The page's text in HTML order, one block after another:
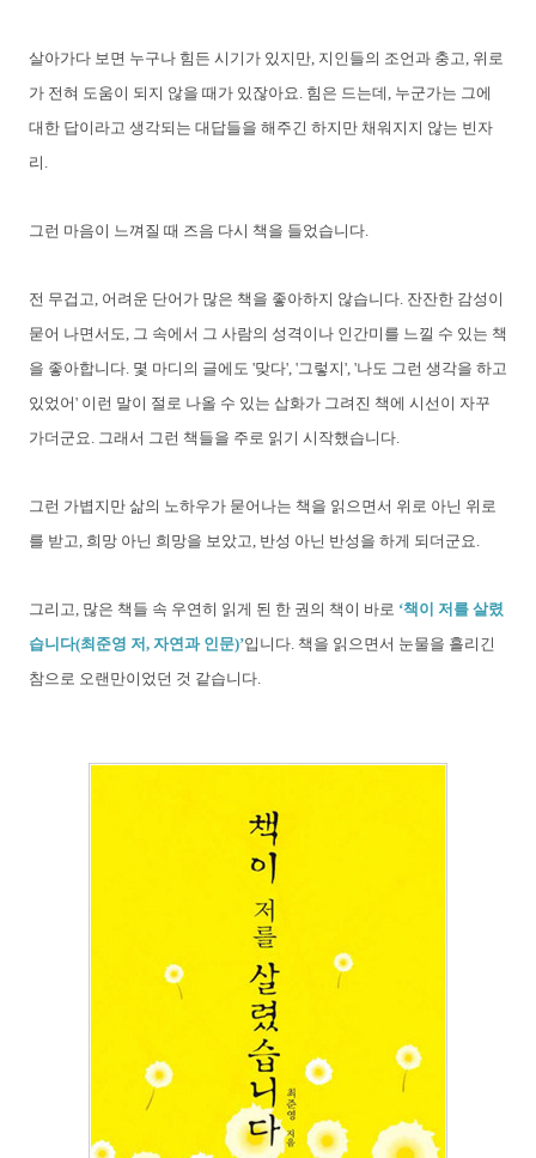
살아가다 보면 누구나 힘든 시기가 있지만, 지인들의 조언과 충고, 위로
가 전혀 도움이 되지 않을 때가 있잖아요. 힘은 드는데, 누군가는 그에
대한 답이라고 생각되는 대답들을 해주긴 하지만 채워지지 않는 빈자
리.
그런 마음이 느껴질 때 즈음 다시 책을 들었습니다.
전 무겁고, 어려운 단어가 많은 책을 좋아하지 않습니다. 잔잔한 감성이
묻어 나면서도, 그 속에서 그 사람의 성격이나 인간미를 느낄 수 있는 책
을 좋아합니다. 몇 마디의 글에도 '맞다', '그렇지', '나도 그런 생각을 하고
있었어' 이런 말이 절로 나올 수 있는 삽화가 그려진 책에 시선이 자꾸
가더군요. 그래서 그런 책들을 주로 읽기 시작했습니다.
그런 가볍지만 삶의 노하우가 묻어나는 책을 읽으면서 위로 아닌 위로
를 받고, 희망 아닌 희망을 보았고, 반성 아닌 반성을 하게 되더군요.
그리고, 많은 책들 속 우연히 읽게 된 한 권의 책이 바로 ‘책이 저를 살렸
습니다(최준영 저, 자연과 인문)’입니다. 책을 읽으면서 눈물을 흘리긴
참으로 오랜만이었던 것 같습니다.